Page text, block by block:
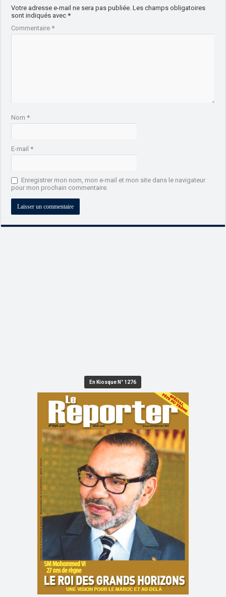
Votre adresse e-mail ne sera pas publiée. Les champs obligatoires
sont indiqués avec*
Commentaire*
Nom*
E-mail*
Enregistrer mon nom, mon e-mail et mon site dans le navigateur
pour mon prochain commentaire.
En Kiosque N° 1276